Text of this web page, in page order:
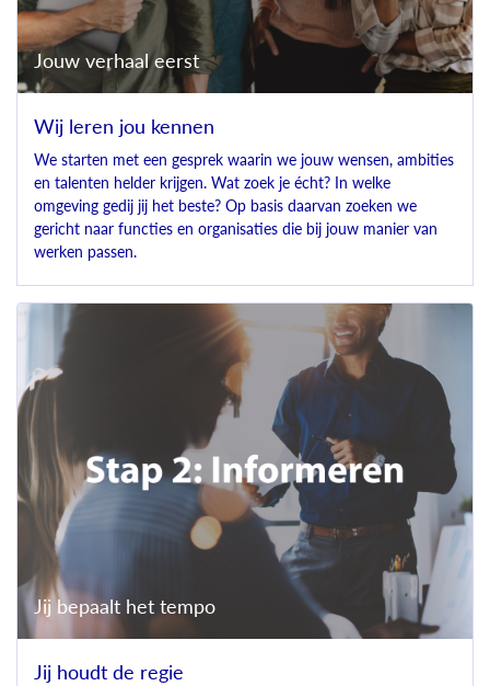
Jouw verhaal eerst
Wij leren jou kennen
We starten met een gesprek waarin we jouw wensen, ambities
en talenten helder krijgen. Wat zoek je écht? In welke
omgeving gedij jij het beste? Op basis daarvan zoeken we
gericht naar functies en organisaties die bij jouw manier van
werken passen.
Jij bepaalt het tempo
Jij houdt de regie